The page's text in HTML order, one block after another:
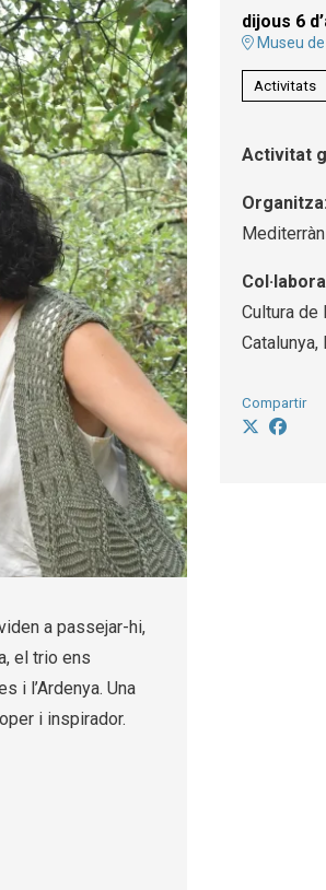
dijous 6
Museu
Activitats
Activitat
Organitza:
Cultura de
Catalunya,
Compartir
a passejar-hi,
el trio ens
i l’Ardenya. Una
i inspirador.